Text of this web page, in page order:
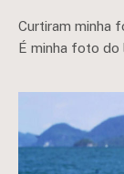
Curtiram minha
É minha foto do